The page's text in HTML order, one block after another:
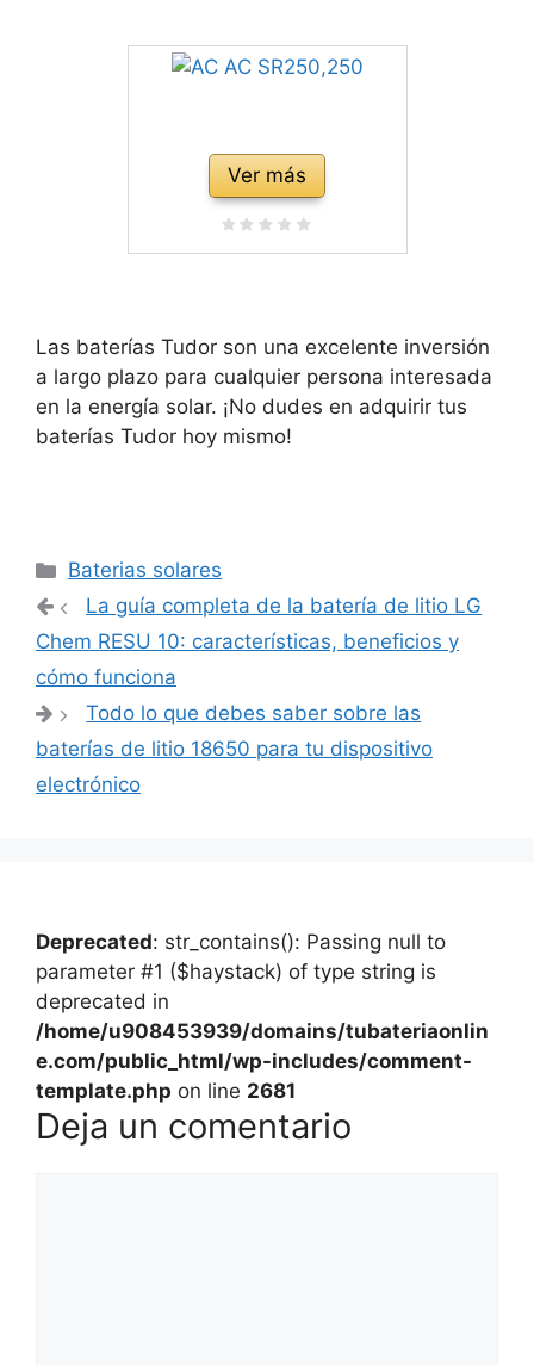
Ver más
Las baterías Tudor son una excelente inversión
a largo plazo para cualquier persona interesada
en la energía solar. ¡No dudes en adquirir tus
baterías Tudor hoy mismo!
Categorías
Baterias solares
Navegación
de
La guía completa de la batería de litio LG
Chem RESU 10: características, beneficios y
cómo funciona
Todo lo que debes saber sobre las
baterías de litio 18650 para tu dispositivo
electrónico
Deprecated: str_contains(): Passing null to
parameter #1 ($haystack) of type string is
deprecated in
/home/u908453939/domains/tubateriaonlin
e.com/public_html/wp-includes/comment-
template.php on line 2681
Deja un comentario